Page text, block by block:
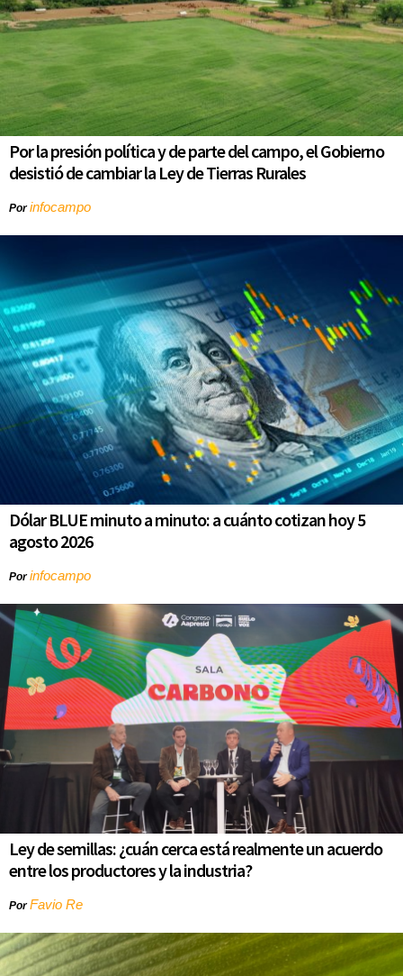
Por la presión política y de parte del campo, el Gobierno
desistió de cambiar la Ley de Tierras Rurales
Porinfocampo
Dólar BLUE minuto a minuto: a cuánto cotizan hoy 5
agosto 2026
Porinfocampo
Ley de semillas: ¿cuán cerca está realmente un acuerdo
entre los productores y la industria?
PorFavio Re